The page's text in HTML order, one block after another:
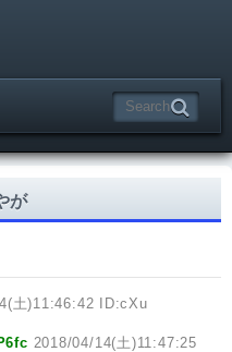
が
土)11:46:42 ID:cXu
2018/04/14(土)11:47:25